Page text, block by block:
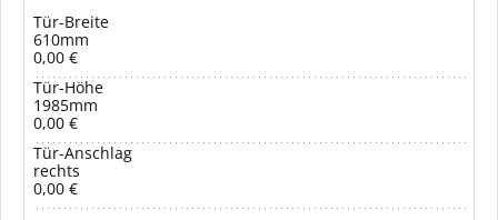
Tür-Breite
610mm
0,00 €
Tür-Höhe
1985mm
0,00 €
Tür-Anschlag
rechts
0,00 €